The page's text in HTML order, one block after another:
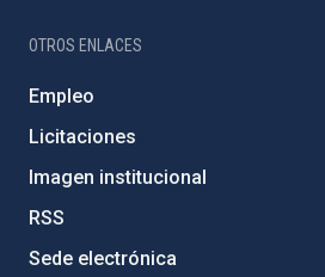
OTROS ENLACES
Empleo
Licitaciones
Imagen institucional
RSS
Sede electrónica